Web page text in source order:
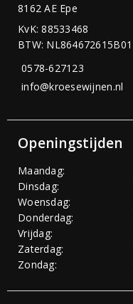
8162 AE Epe
KvK: 88533468
BTW: NL864672615B01
0578-627123
info@kroesewijnen.nl
Openingstijden
Maandag:
Dinsdag:
Woensdag:
Donderdag:
Vrijdag:
Zaterdag:
Zondag: